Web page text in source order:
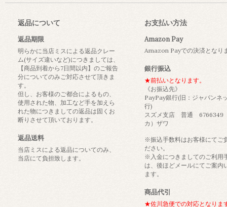
返品について
返品期限
明らかに当店ミスによる返品クレー
ム(サイズ違いなど)につきましては、
【商品到着から7日間以内】のご報告
分についてのみご対応させて頂きま
す。
但し、お客様のご都合によるもの、
使用された物、加工など手を加えら
れた物につきましての返品は固くお
断りさせて頂いております。
返品送料
当店ミスによる返品についてのみ、
当店にて負担致します。
お支払い方法
Amazon Pay
Amazon Payでの決済となり
銀行振込
★前払いとなります。
《お振込先》
PayPay銀行(旧：ジャパンネ
行)
スズメ支店 普通 6766349
カ）ザワ
※振込手数料はお客様にてご
ださい。
※入金につきましてのご利用
は、後ほどメールにてご案内
ます。
商品代引
★佐川急便での対応となりま